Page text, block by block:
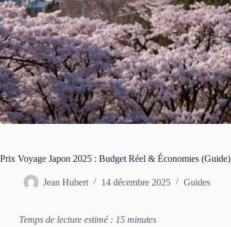
Prix Voyage Japon 2025 : Budget Réel & Économies (Guide)
Jean Hubert 14 décembre 2025 Guides
Temps de lecture estimé : 15 minutes